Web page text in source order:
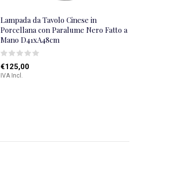
Lampada da Tavolo Cinese in
Porcellana con Paralume Nero Fatto a
Mano D41xA48cm
€125,00
IVA Incl.